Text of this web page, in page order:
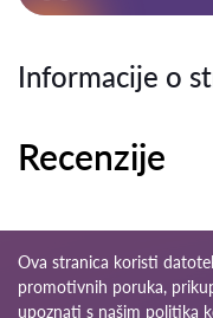
Informacije o
Recenzije
Ova stranica koristi
promotivnih poruka,
upoznati s našim politika